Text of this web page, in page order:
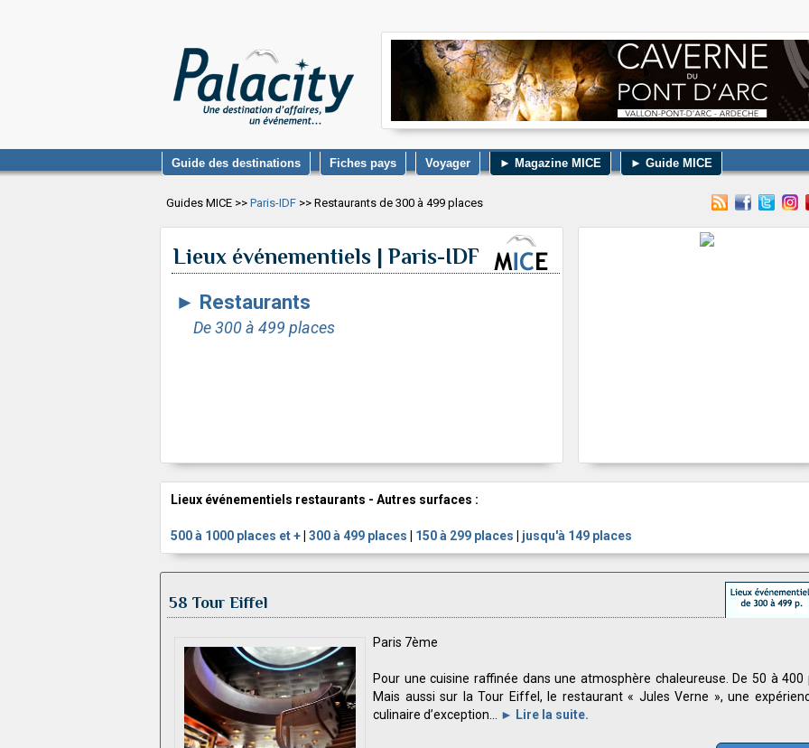
Guide des destinations Fiches pays Voyager ► Magazine MICE ► Guide MICE
Guides MICE >> Paris-IDF >> Restaurants de 300 à 499 places
Lieux événementiels | Paris-IDF
► Restaurants
De 300 à 499 places
Lieux événementiels restaurants - Autres surfaces :
500 à 1000 places et + 300 à 499 places 150 à 299 places jusqu'à 149 places
58 Tour Eiffel
Paris 7ème
Pour une cuisine raffinée dans une atmosphère chaleureuse. De 50 à 400
Mais aussi sur la Tour Eiffel, le restaurant « Jules Verne », une
culinaire d’exception...
► Lire la suite.